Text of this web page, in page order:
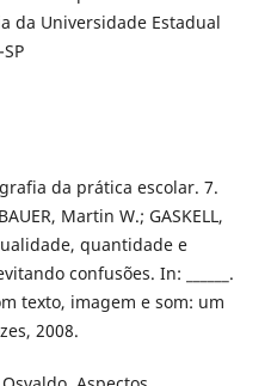
da Universidade Estadual
da prática escolar. 7.
Martin W.; GASKELL,
quantidade e
confusões. In: ______.
texto, imagem e som: um
2008.